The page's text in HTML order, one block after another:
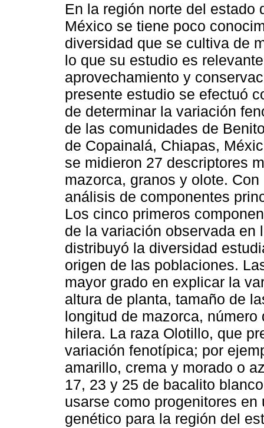
En la región norte del estado
México se tiene poco
diversidad que se cultiva de
lo que su estudio es
aprovechamiento y
presente estudio se efectuó
de determinar la variación
de las comunidades de
de Copainalá, Chiapas,
se midieron 27 descriptores
mazorca, granos y olote.
análisis de componentes
Los cinco primeros
de la variación observada en
distribuyó la diversidad
origen de las poblaciones.
mayor grado en explicar la
altura de planta, tamaño de
longitud de mazorca,
hilera. La raza Olotillo, que
variación fenotípica; por
amarillo, crema y morado o
17, 23 y 25 de bacalito
usarse como progenitores
genético para la región del